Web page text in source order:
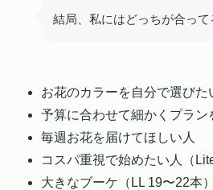
結局、私にはどっちが合って
お花のカラーを自分で選びた
予算に合わせて細かくプラン
毎週お花を届けてほしい人
コスパ重視で始めたい人（
大きなブーケ（LL 19〜22本